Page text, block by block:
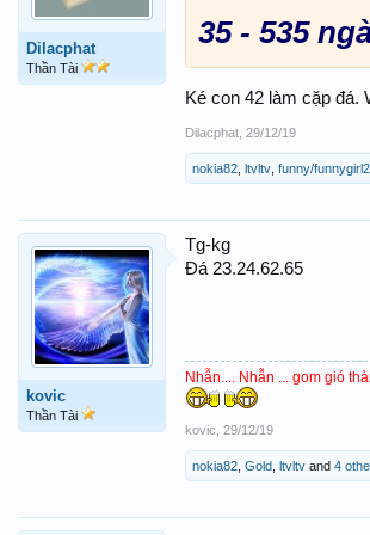
Dilacphat
Thần Tài
35 - 535
Ké con 42 làm cặp đá.
Dilacphat 29/12/19
nokia82 ltvltv funny/
kovic
Thần Tài
Tg-kg
Đá 23.24.62.65
Nhẫn.... Nhẫn ... gom gió
kovic 29/12/19
nokia82 Gold ltvltv and 4